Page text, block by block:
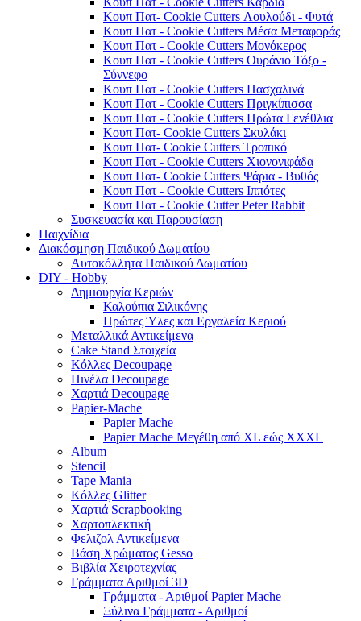
Κουπ Πατ- Cookie Cutters Λουλούδι - Φυτά
Κουπ Πατ - Cookie Cutters Μέσα Μεταφοράς
Κουπ Πατ - Cookie Cutters Μονόκερος
Κουπ Πατ - Cookie Cutters Ουράνιο Τόξο -
Σύννεφο
Κουπ Πατ - Cookie Cutters Πασχαλινά
Κουπ Πατ - Cookie Cutters Πριγκίπισσα
Κουπ Πατ - Cookie Cutters Πρώτα Γενέθλια
Κουπ Πατ- Cookie Cutters Σκυλάκι
Κουπ Πατ- Cookie Cutters Τροπικό
Κουπ Πατ - Cookie Cutters Χιονονιφάδα
Κουπ Πατ- Cookie Cutters Ψάρια - Βυθός
Κουπ Πατ - Cookie Cutters Ιππότες
Κουπ Πατ - Cookie Cutter Peter Rabbit
Συσκευασία και Παρουσίαση
Παιχνίδια
Διακόσμηση Παιδικού Δωματίου
Αυτοκόλλητα Παιδικού Δωματίου
DIY - Hobby
Δημιουργία Κεριών
Καλούπια Σιλικόνης
Πρώτες Ύλες και Εργαλεία Κεριού
Μεταλλικά Αντικείμενα
Cake Stand Στοιχεία
Κόλλες Decoupage
Πινέλα Decoupage
Χαρτιά Decoupage
Papier-Mache
Papier Mache
Papier Mache Μεγέθη από XL εώς XXXL
Album
Stencil
Tape Mania
Κόλλες Glitter
Χαρτιά Scrapbooking
Χαρτοπλεκτική
Φελιζολ Αντικείμενα
Βάση Χρώματος Gesso
Βιβλία Χειροτεχνίας
Γράμματα Αριθμοί 3D
Γράμματα - Αριθμοί Papier Mache
Ξύλινα Γράμματα - Αριθμοί